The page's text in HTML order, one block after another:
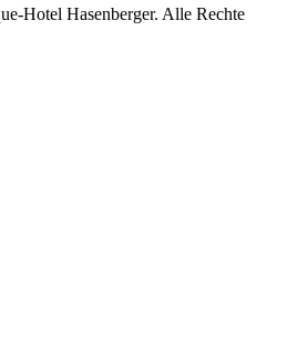
Hotel Hasenberger. Alle Rechte